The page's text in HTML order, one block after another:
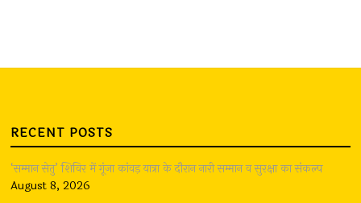
RECENT POSTS
‘सम्मान सेतु’ शिविर में गूंजा कांवड़ यात्रा के दौरान नारी सम्मान व सुरक्षा का संकल्प
August 8, 2026